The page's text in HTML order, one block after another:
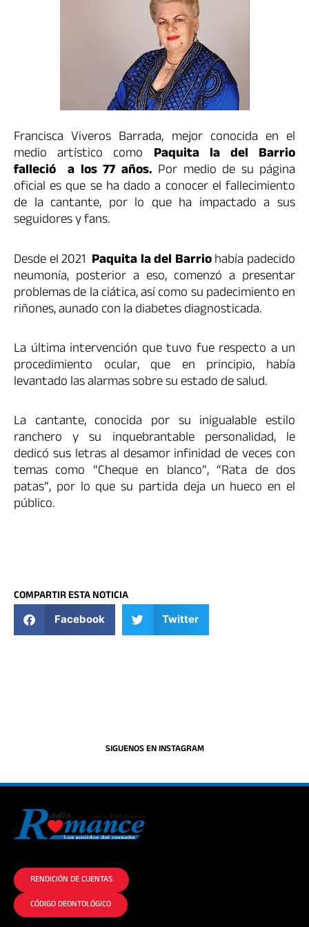
Francisca Viveros Barrada, mejor conocida en el
medio artístico como Paquita la del Barrio
falleció a los 77 años. Por medio de su página
oficial es que se ha dado a conocer el fallecimiento
de la cantante, por lo que ha impactado a sus
seguidores y fans.
Desde el 2021 Paquita la del Barriohabía padecido
neumonía, posterior a eso, comenzó a presentar
problemas de la ciática, así como su padecimiento en
riñones, aunado con la diabetes diagnosticada.
La última intervención que tuvo fue respecto a un
procedimiento ocular, que en principio, había
levantado las alarmas sobre su estado de salud.
La cantante, conocida por su inigualable estilo
ranchero y su inquebrantable personalidad, le
dedicó sus letras al desamor infinidad de veces con
temas como “Cheque en blanco”, “Rata de dos
patas”, por lo que su partida deja un hueco en el
público.
COMPARTIR ESTA NOTICIA
Facebook Twitter
SIGUENOS EN INSTAGRAM
RENDICIÓN DE CUENTAS
CÓDIGO DEONTOLÓGICO